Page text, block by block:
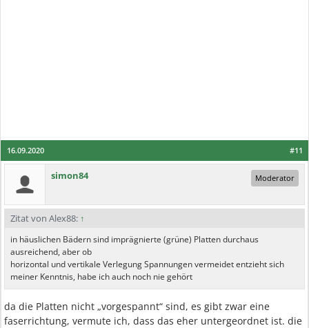
#11
16.09.2020
simon84 Moderator
Zitat von Alex88: ↑
in häuslichen Bädern sind imprägnierte (grüne) Platten durchaus
ausreichend, aber ob
horizontal und vertikale Verlegung Spannungen vermeidet entzieht sich
meiner Kenntnis, habe ich auch noch nie gehört
da die Platten nicht „vorgespannt“ sind, es gibt zwar eine
faserrichtung, vermute ich, dass das eher untergeordnet ist. die